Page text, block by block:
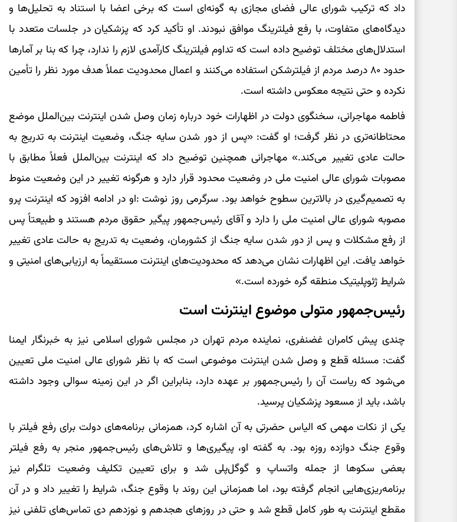
داد که ترکیب شورای عالی فضای مجازی به گونه‌ای است که برخی اعضا با استناد به تحلیل‌ها و
دیدگاه‌های متفاوت، با رفع فیلترینگ موافق نبودند. او تأکید کرد که پزشکیان در جلسات متعدد با
استدلال‌های مختلف توضیح داده است که تداوم فیلترینگ کارآمدی لازم را ندارد، چرا که بنا بر آمارها
حدود ۸۰ درصد مردم از فیلترشکن استفاده می‌کنند و اعمال محدودیت عملاً هدف مورد نظر را تأمین
نکرده و حتی نتیجه معکوس داشته است.
فاطمه مهاجرانی، سخنگوی دولت در اظهارات خود درباره زمان وصل شدن اینترنت بین‌الملل موضع
محتاطانه‌تری در نظر گرفت؛ او گفت: «پس از دور شدن سایه جنگ، وضعیت اینترنت به تدریج به
حالت عادی تغییر می‌کند.» مهاجرانی همچنین توضیح داد که اینترنت بین‌الملل فعلاً مطابق با
مصوبات شورای عالی امنیت ملی در وضعیت محدود قرار دارد و هرگونه تغییر در این وضعیت منوط
به تصمیم‌گیری در بالاترین سطوح خواهد بود. سرگرمی روز نوشت :او در ادامه افزود که اینترنت پرو
مصوبه شورای عالی امنیت ملی را دارد و آقای رئیس‌جمهور پیگیر حقوق مردم هستند و طبیعتاً پس
از رفع مشکلات و پس از دور شدن سایه جنگ از کشورمان، وضعیت به تدریج به حالت عادی تغییر
خواهد یافت. این اظهارات نشان می‌دهد که محدودیت‌های اینترنت مستقیماً به ارزیابی‌های امنیتی و
شرایط ژئوپلیتیک منطقه گره خورده است.»
رئیس‌جمهور متولی موضوع اینترنت است
چندی پیش کامران غضنفری، نماینده مردم تهران در مجلس شورای اسلامی نیز به خبرنگار ایمنا
گفت: مسئله قطع و وصل شدن اینترنت موضوعی است که با نظر شورای عالی امنیت ملی تعیین
می‌شود که ریاست آن را رئیس‌جمهور بر عهده دارد، بنابراین اگر در این زمینه سوالی وجود داشته
باشد، باید از مسعود پزشکیان پرسید.
یکی از نکات مهمی که الیاس حضرتی به آن اشاره کرد، همزمانی برنامه‌های دولت برای رفع فیلتر با
وقوع جنگ دوازده روزه بود. به گفته او، پیگیری‌ها و تلاش‌های رئیس‌جمهور منجر به رفع فیلتر
بعضی سکوها از جمله واتساپ و گوگل‌پلی شد و برای تعیین تکلیف وضعیت تلگرام نیز
برنامه‌ریزی‌هایی انجام گرفته بود، اما همزمانی این روند با وقوع جنگ، شرایط را تغییر داد و در آن
مقطع اینترنت به طور کامل قطع شد و حتی در روزهای هجدهم و نوزدهم دی‌ تماس‌های تلفنی نیز